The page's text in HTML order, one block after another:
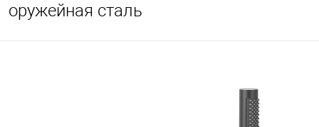
оружейная сталь